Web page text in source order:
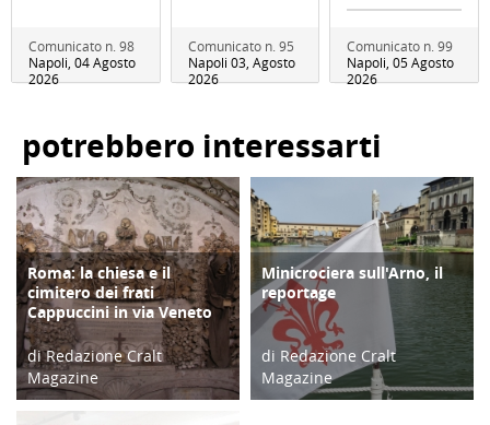
Comunicato n. 98
Napoli, 04 Agosto
2026
Comunicato n. 95
Napoli 03, Agosto
2026
Comunicato n. 99
Napoli, 05 Agosto
2026
potrebbero interessarti
TERRITORIO
Roma: la chiesa e il
cimitero dei frati
Cappuccini in via Veneto
di Redazione Cralt
Magazine
14/02/17
ATTIVITÀ
Minicrociera sull'Arno, il
reportage
di Redazione Cralt
Magazine